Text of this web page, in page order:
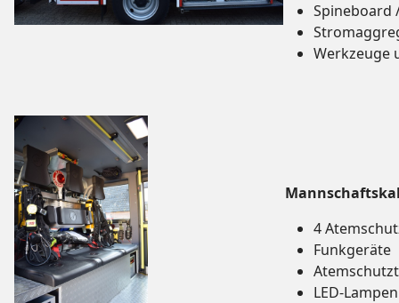
Spineboard
Werkzeuge
4
Funkgeräte
LED-Lampen